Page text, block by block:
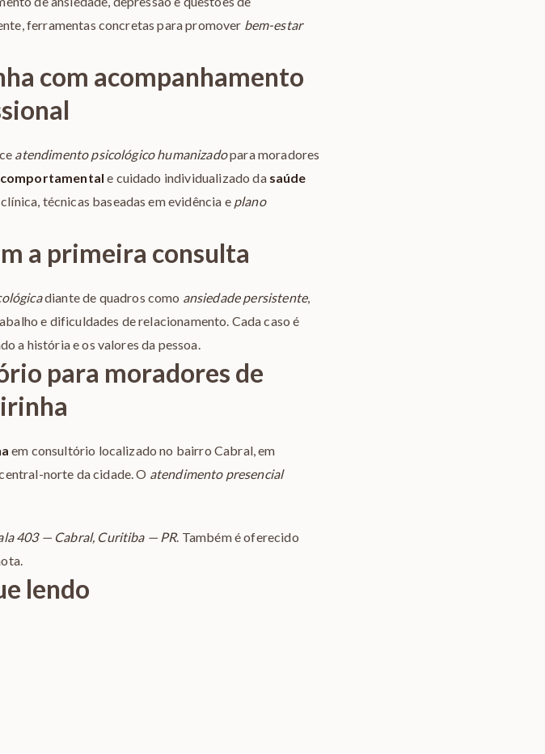
ferramentas concretas para promover bem-estar
com acompanhamento
atendimento psicológico humanizadopara moradores
e cuidado individualizado da saúde
técnicas baseadas em evidência e plano
a primeira consulta
diante de quadros como ansiedade persistente,
e dificuldades de relacionamento. Cada caso é
a história e os valores da pessoa.
para moradores de
em consultório localizado no bairro Cabral, em
norte da cidade. O atendimento presencial
403 — Cabral, Curitiba — PR. Também é oferecido
lendo